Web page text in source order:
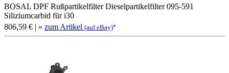
BOSAL DPF Rußpartikelfilter Dieselpartikelfilter 095-591
Siliziumcarbid für i30
806,59 € | » zum Artikel (auf eBay)*